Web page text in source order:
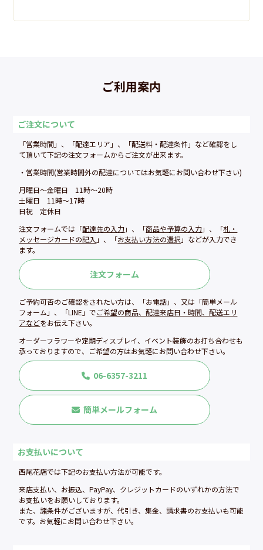
ご利用案内
ご注文について
「営業時間」、「配達エリア」、「配送料・配達条件」など確認をし
て頂いて下記の注文フォームからご注文が出来ます。
・営業時間(営業時間外の配達についてはお気軽にお問い合わせ下さい)
月曜日〜金曜日 11時〜20時
土曜日 11時〜17時
日祝 定休日
注文フォームでは「配達先の入力」、「商品や予算の入力」、「札・
メッセージカードの記入 」、「お支払い方法の選択 」などが入力でき
ます。
注文フォーム
ご予約可否のご確認をされたい方は、「お電話」、又は「簡単メール
フォーム」、「LINE」でご希望の商品、配達来店日・時間、配送エリ
アなどをお伝え下さい。
オーダーフラワーや定期ディスプレイ、イベント装飾のお打ち合わせも
承っておりますので、ご希望の方はお気軽にお問い合わせ下さい。
06-6357-3211
簡単メールフォーム
お支払いについて
西尾花店では下記のお支払い方法が可能です。
来店支払い、お振込、PayPay、クレジットカードのいずれかの方法で
お支払いをお願いしております。
また、諸条件がございますが、代引き、集金、請求書のお支払いも可能
です。お気軽にお問い合わせ下さい。